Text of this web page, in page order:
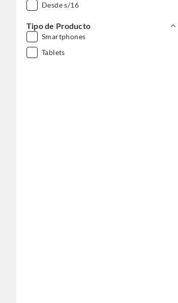
Desde s/16
Tipo de Producto
Smartphones
Tablets